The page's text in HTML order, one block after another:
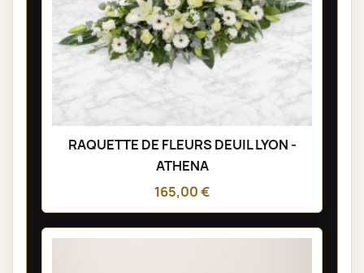
RAQUETTE DE FLEURS DEUIL LYON -
ATHENA
165,00 €